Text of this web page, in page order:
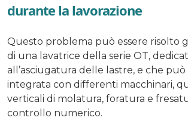
durante la lavorazione
Questo problema può essere risolto
di una lavatrice della serie OT,
all’asciugatura delle lastre, e che può
integrata con differenti macchinari,
verticali di molatura, foratura e
controllo numerico.